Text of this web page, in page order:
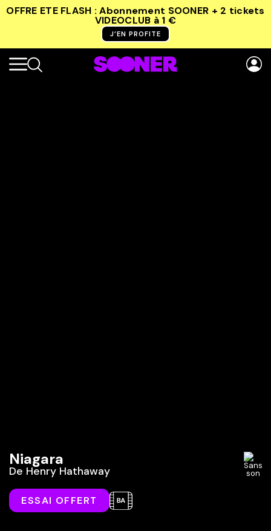
OFFRE ETE FLASH : Abonnement SOONER + 2 tickets
VIDEOCLUB à 1 €
J’EN PROFITE
Niagara
De Henry Hathaway
ESSAI OFFERT